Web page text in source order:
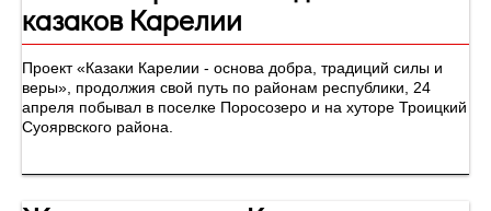
казаков Карелии
Проект «Казаки Карелии - основа добра, традиций силы и
веры», продолжия свой путь по районам республики, 24
апреля побывал в поселке Поросозеро и на хуторе Троицкий
Суоярвского района.